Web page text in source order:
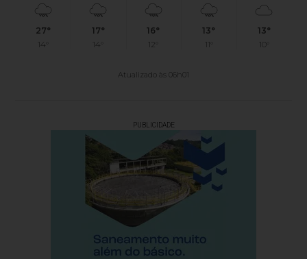
27°
14°
17°
14°
16°
12°
13°
11°
13°
10°
Atualizado às 06h01
PUBLICIDADE